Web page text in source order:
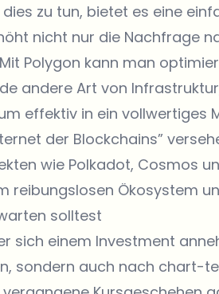
zu tun, bietet es eine
nicht nur die Nachfrage
Polygon kann man
andere Art von
effektiv in ein vollwertiges
der Blockchains”
wie Polkadot, Cosmos
reibungslosen Ökosystem
solltest
sich einem Investment
sondern auch nach chart-